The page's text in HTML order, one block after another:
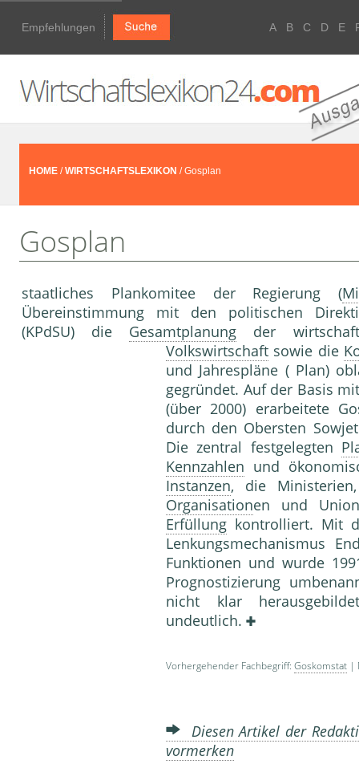
Empfehlungen A B C D E
HOME /WIRTSCHAFTSLEXIKON / Gosplan
Gosplan
staatliches Plankomitee der Regierung (
Übereinstimmung mit den politischen
(KPdSU) die Gesamtplanung der
Volkswirtschaft sowie die
und Jahrespläne ( Plan)
gegründet. Auf der Basis
(über 2000) erarbeitete
durch den Obersten
Die zentral festgelegten
Kennzahlen und
Instanzen, die Ministerien,
Organisationen und
Erfüllung kontrolliert. Mit
Lenkungsmechanismus
Funktionen und wurde
Prognostizierung
nicht klar
undeutlich.
Vorhergehender Fachbegriff: Goskomstat |
Diesen Artikel der
vormerken